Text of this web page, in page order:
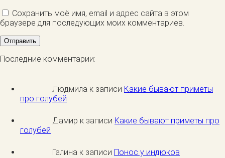
Сохранить моё имя, email и адрес сайта в этом
браузере для последующих моих комментариев.
Последние комментарии:
Людмила к записи Какие бывают приметы
про голубей
Дамир к записи Какие бывают приметы про
голубей
Галина к записи Понос у индюков